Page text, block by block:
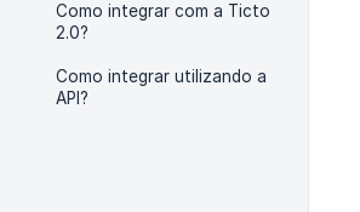
Como integrar com a Ticto
2.0?
Como integrar utilizando a
API?